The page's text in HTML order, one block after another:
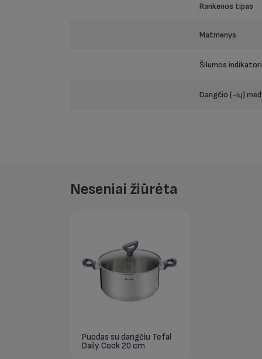
Rankenos tipas
Matmenys
Šilumos
Dangčio (-ių)
Neseniai žiūrėta
Puodas su dangčiu Tefal
Daily Cook 20 cm